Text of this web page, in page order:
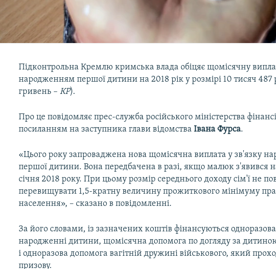
Підконтрольна Кремлю кримська влада обіцяє щомісячну
народженням першої дитини на 2018 рік у розмірі 10 тисяч 487
гривень –КР).
Про це повідомляє прес-служба російського міністерства
посиланням на заступника глави відомстваІвана Фурса.
«Цього року запроваджена нова щомісячна виплата у зв'язку
першої дитини. Вона передбачена в разі, якщо малюк з'явився
січня 2018 року. При цьому розмір середнього доходу сім'ї не
перевищувати 1,5-кратну величину прожиткового мінімуму
населення», – сказано в повідомленні.
За його словами, із зазначених коштів фінансуються
народженні дитини, щомісячна допомога по догляду за дитиною
і одноразова допомога вагітній дружині військового, який
призову.